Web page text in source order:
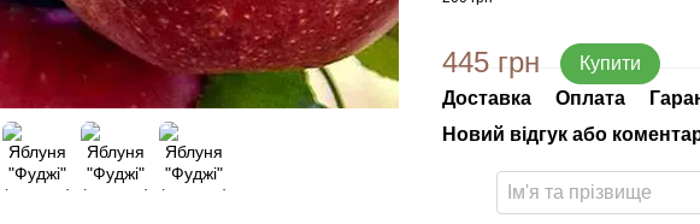
445 грн
Купити
Доставка
Оплата
Новий відгук або